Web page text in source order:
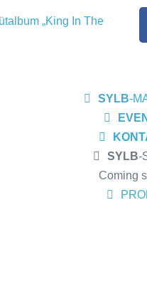
„King In The
Parkhaus Meiderich,
neuem Album „Rise Of
SYLB-
SYLB-
Coming